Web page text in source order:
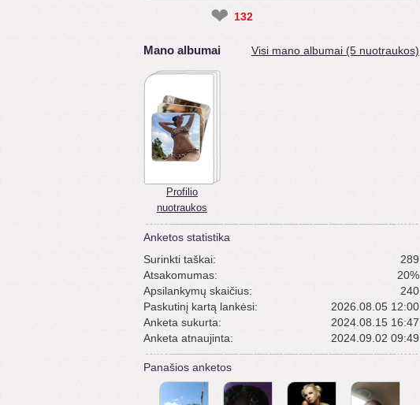
❤ 132
Mano albumai Visi mano albumai (5 nuotraukos)
Profilio
nuotraukos
Anketos statistika
Surinkti taškai:
289
Atsakomumas:
20%
Apsilankymų skaičius:
240
Paskutinį kartą lankėsi:
2026.08.05 12:00
Anketa sukurta:
2024.08.15 16:47
Anketa atnaujinta:
2024.09.02 09:49
Panašios anketos